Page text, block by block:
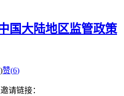
国大陆地区监管政策
赞(6)
请链接：